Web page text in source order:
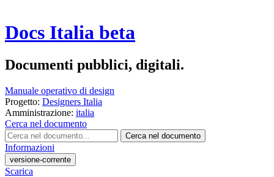
Docs Italia beta
Documenti pubblici, digitali.
Manuale operativo di design
Progetto: Designers Italia
Amministrazione: italia
Cerca nel documento
Cerca nel documento
Informazioni
versione-corrente
Scarica